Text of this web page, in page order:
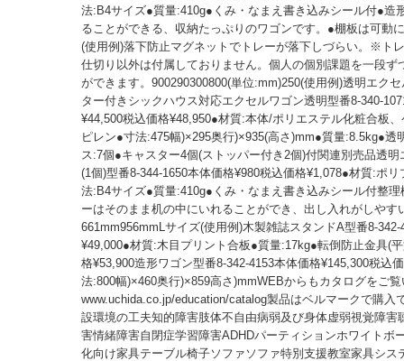
法:B4サイズ●質量:410g●くみ・なまえ書き込みシール付●造
ることができる、収納たっぷりのワゴンです。●棚板は可動
(使用例)落下防止マグネットでトレーが落下しづらい。※ト
仕切り以外は付属しておりません。個人の個別課題を一段ず
ができます。900290300800(単位:mm)250(使用例)透明エク
ター付きシックハウス対応エクセルワゴン透明型番8-340-
¥44,500税込価格¥48,950●材質:本体/ポリエステル化粧合板
ピレン●寸法:475幅)×295奥行)×935(高さ)mm●質量:8.5kg●透
ス:7個●キャスター4個(ストッパー付き2個)付関連別売品透明
(1個)型番8-344-1650本体価格¥980税込価格¥1,078●材質:ポ
法:B4サイズ●質量:410g●くみ・なまえ書き込みシール付整理
ーはそのまま机の中にいれることができ、出し入れがしやす
661mm956mmLサイズ(使用例)木製雑誌スタンドA型番8-342-
¥49,000●材質:木目プリント合板●質量:17kg●転倒防止金具(
格¥53,900造形ワゴン型番8-342-4153本体価格¥145,300税込
法:800幅)×460奥行)×859高さ)mmWEBからもカタログをご
www.uchida.co.jp/education/catalog製品はベルマークで購入
設環境の工夫知的障害肢体不自由病弱及び身体虚弱視覚障害
害情緒障害自閉症学習障害ADHDパーティションホワイトボ
化向け家具テーブル椅子ソファソファ特別支援教室家具シス